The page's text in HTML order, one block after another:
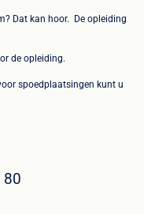
Dat kan hoor. De opleiding
de opleiding.
spoedplaatsingen kunt u
80